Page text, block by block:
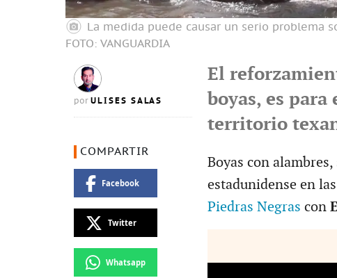
La medida puede causar un serio problema
FOTO: VANGUARDIA
por ULISES SALAS
COMPARTIR
Facebook
Twitter
Whatsapp
El
boyas, es
territorio
Boyas con
estadunidense en
Piedras Negras con